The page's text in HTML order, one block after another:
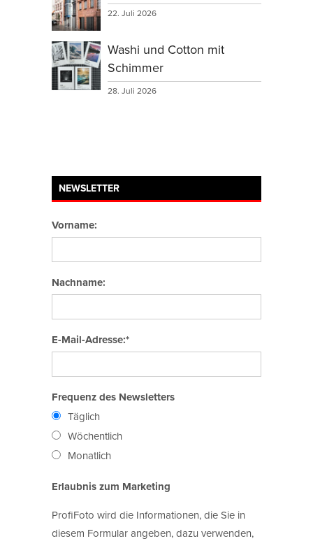
22. Juli 2026
Washi und Cotton mit
Schimmer
28. Juli 2026
NEWSLETTER
Vorname:
Nachname:
E-Mail-Adresse:*
Frequenz des Newsletters
Täglich
Wöchentlich
Monatlich
Erlaubnis zum Marketing
ProfiFoto wird die Informationen, die Sie in
diesem Formular angeben, dazu verwenden,